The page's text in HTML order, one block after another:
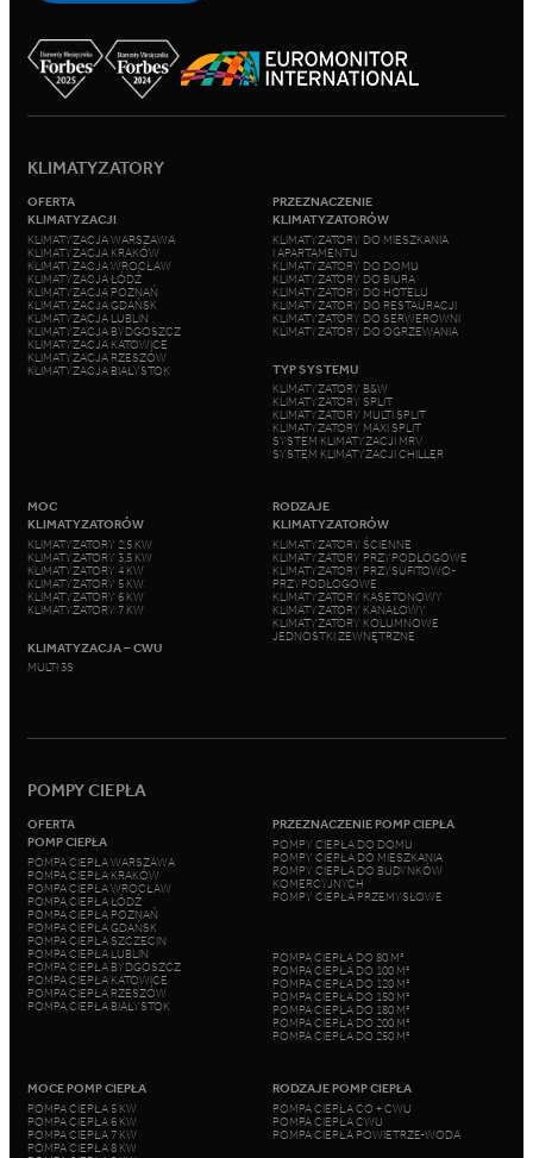
KLIMATYZATORY
OFERTA
KLIMATYZACJI
KLIMATYZACJA WARSZAWA
KLIMATYZACJA KRAKÓW
KLIMATYZACJA WROCŁAW
KLIMATYZACJA ŁÓDŹ
KLIMATYZACJA POZNAŃ
KLIMATYZACJA GDAŃSK
KLIMATYZACJA LUBLIN
KLIMATYZACJA BYDGOSZCZ
KLIMATYZACJA KATOWICE
KLIMATYZACJA RZESZÓW
KLIMATYZACJA BIAŁYSTOK
PRZEZNACZENIE
KLIMATYZATORÓW
KLIMATYZATORY DO MIESZKANIA
I APARTAMENTU
KLIMATYZATORY DO DOMU
KLIMATYZATORY DO BIURA
KLIMATYZATORY DO HOTELU
KLIMATYZATORY DO RESTAURACJI
KLIMATYZATORY DO SERWEROWNI
KLIMATYZATORY DO OGRZEWANIA
TYP SYSTEMU
KLIMATYZATORY B&W
KLIMATYZATORY SPLIT
KLIMATYZATORY MULTI SPLIT
KLIMATYZATORY MAXI SPLIT
SYSTEM KLIMATYZACJI MRV
SYSTEM KLIMATYZACJI CHILLER
MOC
KLIMATYZATORÓW
KLIMATYZATORY 2,5 KW
KLIMATYZATORY 3,5 KW
KLIMATYZATORY 4 KW
KLIMATYZATORY 5 KW
KLIMATYZATORY 6 KW
KLIMATYZATORY 7 KW
KLIMATYZACJA – CWU
MULTI 3S
RODZAJE
KLIMATYZATORÓW
KLIMATYZATORY ŚCIENNE
KLIMATYZATORY PRZYPODŁOGOWE
KLIMATYZATORY PRZYSUFITOWO-
PRZYPODŁOGOWE
KLIMATYZATORY KASETONOWY
KLIMATYZATORY KANAŁOWY
KLIMATYZATORY KOLUMNOWE
JEDNOSTKI ZEWNĘTRZNE
POMPY CIEPŁA
OFERTA
POMP CIEPŁA
POMPA CIEPŁA WARSZAWA
POMPA CIEPŁA KRAKÓW
POMPA CIEPŁA WROCŁAW
POMPA CIEPŁA ŁÓDŹ
POMPA CIEPŁA POZNAŃ
POMPA CIEPŁA GDAŃSK
POMPA CIEPŁA SZCZECIN
POMPA CIEPŁA LUBLIN
POMPA CIEPŁA BYDGOSZCZ
POMPA CIEPŁA KATOWICE
POMPA CIEPŁA RZESZÓW
POMPA CIEPŁA BIAŁYSTOK
PRZEZNACZENIE POMP CIEPŁA
POMPY CIEPŁA DO DOMU
POMPY CIEPŁA DO MIESZKANIA
POMPY CIEPŁA DO BUDYNKÓW
KOMERCYJNYCH
POMPY CIEPŁA PRZEMYSŁOWE
POMPA CIEPŁA DO 80 M²
POMPA CIEPŁA DO 100 M²
POMPA CIEPŁA DO 120 M²
POMPA CIEPŁA DO 150 M²
POMPA CIEPŁA DO 180 M²
POMPA CIEPŁA DO 200 M²
POMPA CIEPŁA DO 250 M²
MOCE POMP CIEPŁA
POMPA CIEPŁA 5 KW
POMPA CIEPŁA 6 KW
POMPA CIEPŁA 7 KW
POMPA CIEPŁA 8 KW
RODZAJE POMP CIEPŁA
POMPA CIEPŁA CO + CWU
POMPA CIEPŁA CWU
POMPA CIEPŁA POWIETRZE-WODA